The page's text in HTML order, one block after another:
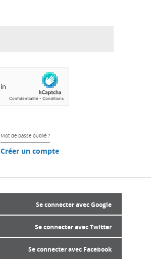
Mot de passe oublié ?
Créer un compte
Se connecter avec Google
Se connecter avec Twitter
Se connecter avec Facebook